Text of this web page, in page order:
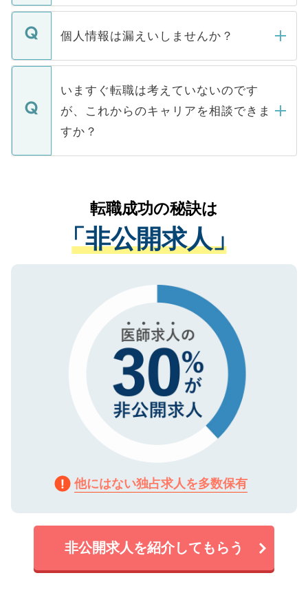
ません。
■応募殺到を避けるため 人気のある医療機
関を公にしてしまうと、応募が殺到する場
に、医療機関が求める条件に合った人材の
みを人材紹介会社に依頼するケースが増え
ています。
転職・入職を強要することは一切ありませ
ん。また、仮に応募先から内定をいただい
定を承諾する必要はありません。内定先へ
の辞退の連絡はキャリアパートナーが行い
個人情報は漏えいしませんか？
個人情報が漏えいすることはありませんの
で、ご安心ください。当サイトからの登録
などで収集したご登録者様の個人情報は、
ご本人のキャリアアップおよび転職活動の
支援を目的に使用いたします。お預かりし
ているすべての個人データはご本人の許可
は、個人情報の取り扱いについての厳密な
管理基準を満たした事業者のみに付与され
る、プライバシーマークを取得済みです。
で、機密保持に関してもご安心ください。
いますぐ転職は考えていないのです
が、これからのキャリアを相談できま
すか？
かがいして、現在の医療機関の状況や紹介
経験をまじえながら、適切なアドバイスを
させていただきます。すぐにご転職をされ
ない方には、長期的なサポートが可能です
ので、まずはご登録ください。
転職成功の秘訣は
「非公開求人」
他にはない独占求人を多数保有
非公開求人を紹介してもらう